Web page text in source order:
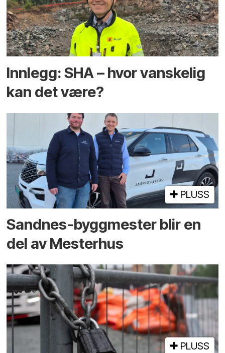
Innlegg: SHA – hvor vanskelig
kan det være?
PLUSS
Sandnes-byggmester blir en
del av Mesterhus
PLUSS